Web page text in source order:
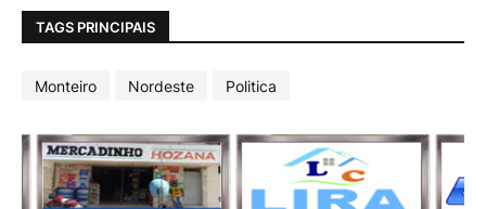
TAGS PRINCIPAIS
Monteiro Nordeste Politica